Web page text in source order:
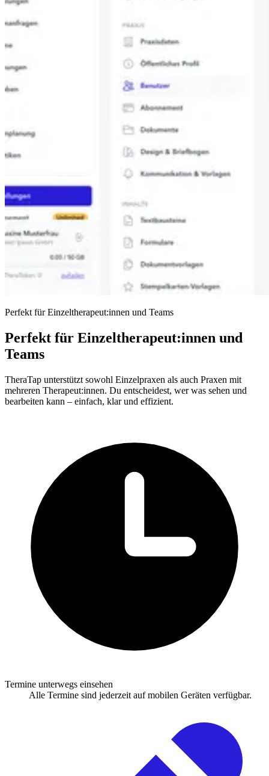
Perfekt für Einzeltherapeut:innen und Teams
Perfekt für Einzeltherapeut:innen und
Teams
TheraTap unterstützt sowohl Einzelpraxen als auch Praxen mit
mehreren Therapeut:innen. Du entscheidest, wer was sehen und
bearbeiten kann – einfach, klar und effizient.
Termine unterwegs einsehen
Alle Termine sind jederzeit auf mobilen Geräten verfügbar.